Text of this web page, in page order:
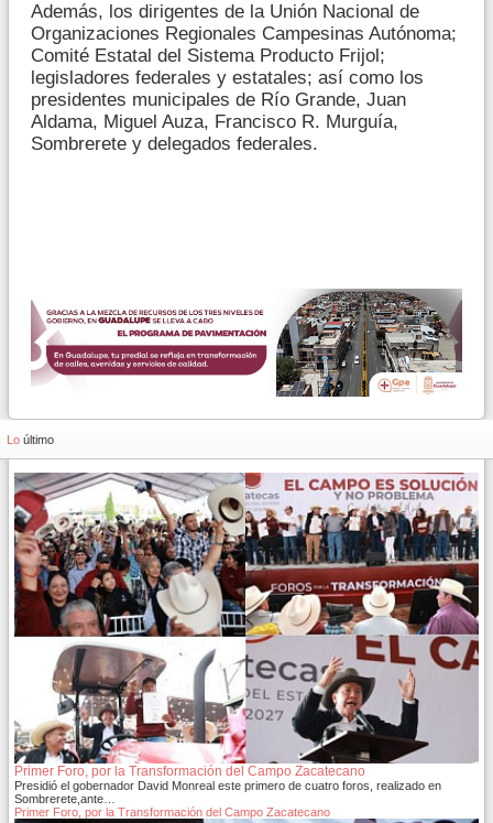
Además, los dirigentes de la Unión Nacional de
Organizaciones Regionales Campesinas Autónoma;
Comité Estatal del Sistema Producto Frijol;
legisladores federales y estatales; así como los
presidentes municipales de Río Grande, Juan
Aldama, Miguel Auza, Francisco R. Murguía,
Sombrerete y delegados federales.
Lo último
Primer Foro, por la Transformación del Campo Zacatecano
Presidió el gobernador David Monreal este primero de cuatro foros, realizado en
Sombrerete,ante…
Primer Foro, por la Transformación del Campo Zacatecano